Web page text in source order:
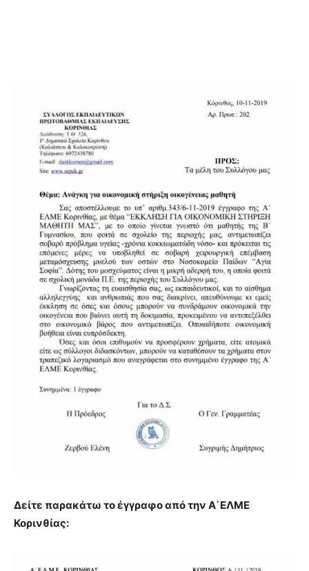
Δείτε παρακάτω το έγγραφο από την Α΄ΕΛΜΕ
Κορινθίας: